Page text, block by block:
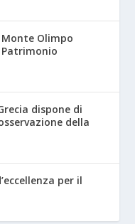
Olimpo
dispone di
della
per il